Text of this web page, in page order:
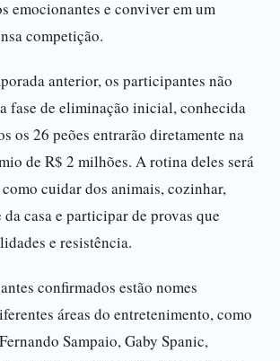
emocionantes e conviver em um
competição.
anterior, os participantes não
fase de eliminação inicial, conhecida
os 26 peões entrarão diretamente na
de R$ 2 milhões. A rotina deles será
cuidar dos animais, cozinhar,
casa e participar de provas que
e resistência.
confirmados estão nomes
áreas do entretenimento, como
Sampaio, Gaby Spanic,